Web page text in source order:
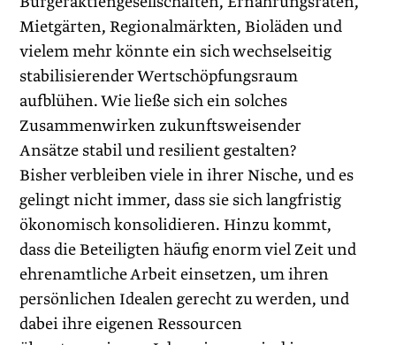
Mietgärten, Regionalmärkten, Bioläden und
vielem mehr könnte ein sich wechselseitig
stabilisierender Wertschöpfungsraum
aufblühen. Wie ließe sich ein solches
Zusammenwirken zukunftsweisender
Ansätze stabil und resilient gestalten?
Bisher verbleiben viele in ihrer Nische, und es
gelingt nicht immer, dass sie sich langfristig
ökonomisch konsolidieren. Hinzu kommt,
dass die Beteiligten häufig enorm viel Zeit und
ehrenamtliche Arbeit einsetzen, um ihren
persönlichen Idealen gerecht zu werden, und
dabei ihre eigenen Ressourcen